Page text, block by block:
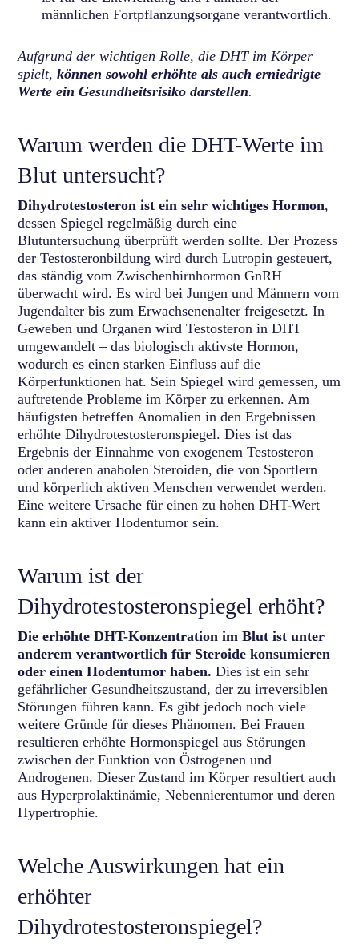
männlichen Fortpflanzungsorgane verantwortlich.
Aufgrund der wichtigen Rolle, die DHT im Körper
spielt,können sowohl erhöhte als auch erniedrigte
Werte ein Gesundheitsrisiko darstellen.
Warum werden die DHT-Werte im
Blut untersucht?
Dihydrotestosteron ist ein sehr wichtiges Hormon,
dessen Spiegel regelmäßig durch eine
Blutuntersuchung überprüft werden sollte. Der Prozess
der Testosteronbildung wird durch Lutropin gesteuert,
das ständig vom Zwischenhirnhormon GnRH
überwacht wird. Es wird bei Jungen und Männern vom
Jugendalter bis zum Erwachsenenalter freigesetzt. In
Geweben und Organen wird Testosteron in DHT
umgewandelt – das biologisch aktivste Hormon,
wodurch es einen starken Einfluss auf die
Körperfunktionen hat. Sein Spiegel wird gemessen, um
auftretende Probleme im Körper zu erkennen. Am
häufigsten betreffen Anomalien in den Ergebnissen
erhöhte Dihydrotestosteronspiegel. Dies ist das
Ergebnis der Einnahme von exogenem Testosteron
oder anderen anabolen Steroiden, die von Sportlern
und körperlich aktiven Menschen verwendet werden.
Eine weitere Ursache für einen zu hohen DHT-Wert
kann ein aktiver Hodentumor sein.
Warum ist der
Dihydrotestosteronspiegel erhöht?
Die erhöhte DHT-Konzentration im Blut ist unter
anderem verantwortlich für Steroide konsumieren
oder einen Hodentumor haben. Dies ist ein sehr
gefährlicher Gesundheitszustand, der zu irreversiblen
Störungen führen kann. Es gibt jedoch noch viele
weitere Gründe für dieses Phänomen. Bei Frauen
resultieren erhöhte Hormonspiegel aus Störungen
zwischen der Funktion von Östrogenen und
Androgenen. Dieser Zustand im Körper resultiert auch
aus Hyperprolaktinämie, Nebennierentumor und deren
Hypertrophie.
Welche Auswirkungen hat ein
erhöhter
Dihydrotestosteronspiegel?